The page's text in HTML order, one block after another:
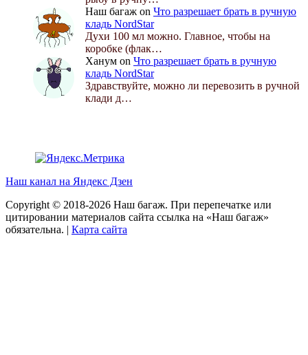
Наш багаж on Что разрешает брать в ручную
кладь NordStar
Духи 100 мл можно. Главное, чтобы на
коробке (флак…
Ханум on Что разрешает брать в ручную
кладь NordStar
Здравствуйте, можно ли перевозить в ручной
клади д…
Наш канал на Яндекс Дзен
Copyright © 2018-2026 Наш багаж. При перепечатке или
цитировании материалов сайта ссылка на «Наш багаж»
обязательна. | Карта сайта